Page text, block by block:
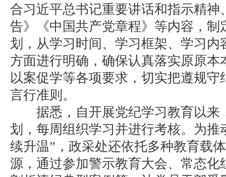
合习近平总书记重要讲话和指示精神
告》《中国共产党章程》等内容，制
划，从学习时间、学习框架、学习内
方面进行明确，确保认真落实原原本
以案促学等各项要求，切实把遵规守
言行准则。
据悉，自开展党纪学习教育以来
划，每周组织学习并进行考核。为推
续升温”，政采处还依托多种教育载
源，通过参加警示教育大会、常态化